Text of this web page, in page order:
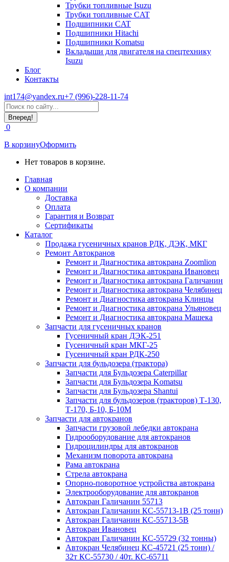
Трубки топливные Isuzu
Трубки топливные CAT
Подшипники CAT
Подшипники Hitachi
Подшипники Komatsu
Вкладыши для двигателя на спецтехнику
Isuzu
Блог
Контакты
int174@yandex.ru+7 (996)-228-11-74
Страница
WhatsApp
открывается
в
новом
окне
Поиск:
0
В корзинуОформить
Нет товаров в корзине.
Главная
О компании
Доставка
Оплата
Гарантия и Возврат
Сертификаты
Каталог
Продажа гусеничных кранов РДК, ДЭК, МКГ
Ремонт Автокранов
Ремонт и Диагностика автокрана Zoomlion
Ремонт и Диагностика автокрана Ивановец
Ремонт и Диагностика автокрана Галичанин
Ремонт и Диагностика автокрана Челябинец
Ремонт и Диагностика автокрана Клинцы
Ремонт и Диагностика автокрана Ульяновец
Ремонт и Диагностика автокрана Машека
Запчасти для гусеничных кранов
Гусеничный кран ДЭК-251
Гусеничный кран МКГ-25
Гусеничный кран РДК-250
Запчасти для бульдозера (трактора)
Запчасти для Бульдозера Caterpillar
Запчасти для Бульдозера Komatsu
Запчасти для Бульдозера Shantui
Запчасти для бульдозеров (тракторов) Т-130,
Т-170, Б-10, Б-10М
Запчасти для автокранов
Запчасти грузовой лебедки автокрана
Гидрооборудование для автокранов
Гидроцилиндры для автокранов
Механизм поворота автокрана
Рама автокрана
Стрела автокрана
Опорно-поворотное устройства автокрана
Электрооборудование для автокранов
Автокран Галичанин 55713
Автокран Галичанин КС-55713-1В (25 тонн)
Автокран Галичанин КС-55713-5В
Автокран Ивановец
Автокран Галичанин КС-55729 (32 тонны)
Автокран Челябинец КС-45721 (25 тонн) /
32т КС-55730 / 40т. КС-65711